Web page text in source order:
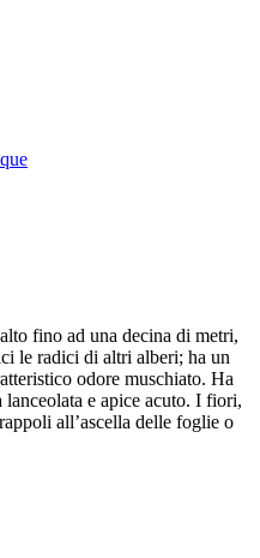
fino ad una decina di metri,
le radici di altri alberi; ha un
odore muschiato. Ha
e apice acuto. I fiori,
all’ascella delle foglie o